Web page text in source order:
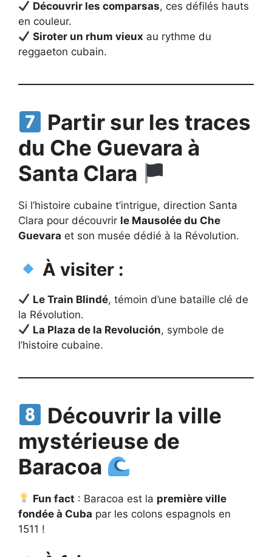
Découvrir les comparsas, ces défilés hauts
en couleur.
Siroter un rhum vieux au rythme du
reggaeton cubain.
Partir sur les traces
du Che Guevara à
Santa Clara
Si l’histoire cubaine t’intrigue, direction Santa
Clara pour découvrir le Mausolée du Che
Guevara et son musée dédié à la Révolution.
À visiter :
Le Train Blindé, témoin d’une bataille clé de
la Révolution.
La Plaza de la Revolución, symbole de
l’histoire cubaine.
Découvrir la ville
mystérieuse de
Baracoa
Fun fact : Baracoa est la première ville
fondée à Cuba par les colons espagnols en
1511 !